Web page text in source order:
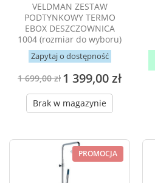
VELDMAN ZESTAW
PODTYNKOWY TERMO
EBOX DESZCZOWNICA
1004 (rozmiar do wyboru)
Zapytaj o dostępność
1 699,00 zł 1 399,00 zł
Brak w magazynie
PROMOCJA